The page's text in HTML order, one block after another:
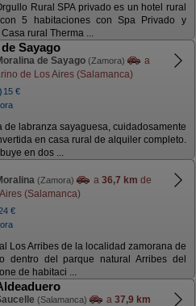
Rural SPA privado es un hotel rural
5 habitaciones con Spa Privado y
rural Therma ...
Sayago
de Sayago (Zamora)
a
de Los Aires (Salamanca)
15 €
de labranza sayaguesa, cuidadosamente
en casa rural de alquiler completo.
en dos ...
(Zamora) a 36,7 km de
(Salamanca)
€
Los Arribes de la localidad zamorana de
dentro del parque natural Arribes del
de habitaci ...
(Salamanca) a 37,9 km